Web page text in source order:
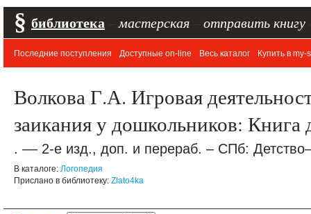
§ библиотека мастерская отправить книгу
Последние поступления Доступные on-line Весь каталог Купить в my-
Волкова Г.А. Игровая
заикания у дошкольников: Книга
. –– 2-е изд., доп. и перераб. – СПб:
В каталоге: Логопедия
Прислано в библиотеку: Zlato4ka